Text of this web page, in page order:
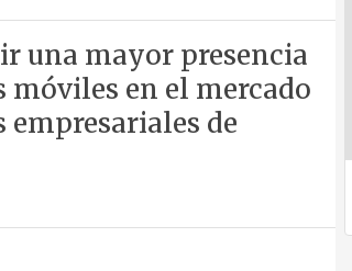
una mayor presencia
en el mercado
de